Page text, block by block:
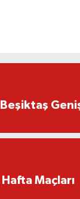
Maçları